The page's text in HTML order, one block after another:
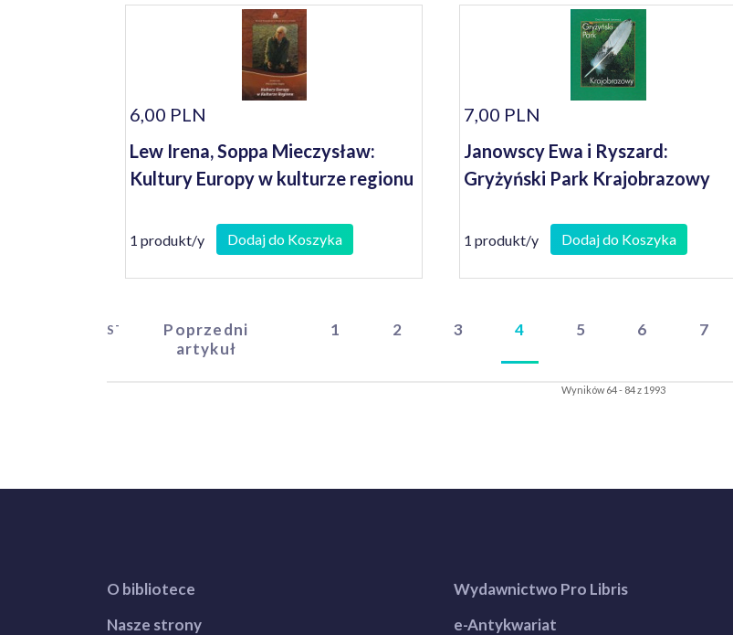
6,00 PLN
Lew Irena, Soppa Mieczysław:
Kultury Europy w kulturze regionu
1 produkt/y Dodaj do Koszyka
7,00 PLN
Janowscy Ewa i Ryszard:
Gryżyński Park Krajobrazowy
1 produkt/y Dodaj do Koszyka
START
Poprzedni
artykuł
1 2 3 4 5 6 7
Wyników 64 - 84 z 1993
O bibliotece
Nasze strony
Wydawnictwo Pro Libris
e-Antykwariat